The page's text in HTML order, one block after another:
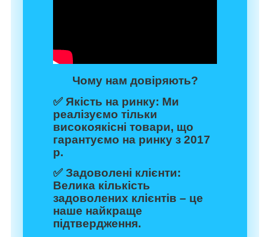
Чому нам довіряють?
✅ Якість на ринку: Ми
реалізуємо тільки
високоякісні товари, що
гарантуємо на ринку з 2017
р.
✅Задоволені клієнти:
Велика кількість
задоволених клієнтів – це
наше найкраще
підтвердження.